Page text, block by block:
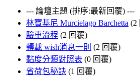
--- 論壇主題 (排序:最新回覆) ---
林寶基尼 Murcielago Barchetta (2
驗車流程 (2 回覆)
轉載 wish消息一則 (2 回覆)
黏度分類對照表 (0 回覆)
省荷包秘訣 (1 回覆)